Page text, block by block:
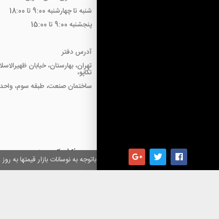
همکاران گرامی باتوجه به نوسانات بازار قیمتها
شنبه تا چهارشنبه 9:00 تا 18:00
پنجشنبه 9:00 تا 15:00
آدرس دفتر
تهران، بهارستان، خیابان
تکاپو،
ساختمان صنعت، طبقه سوم، واحد18